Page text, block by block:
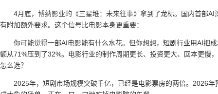
4月底，博纳影业的《三星堆：未来往事》拿到了龙标。国内首部
有附加额外要求。这个信号比电影本身更重要：
你可能觉得一部AI电影能有什么水花。但你想想，短剧行业用AI把
额从71%压到了32%。电影行业的制作周期更长、投资更大、回本更慢
怎么选？
2025年，短剧市场规模突破千亿，已经是电影票房的两倍。2026